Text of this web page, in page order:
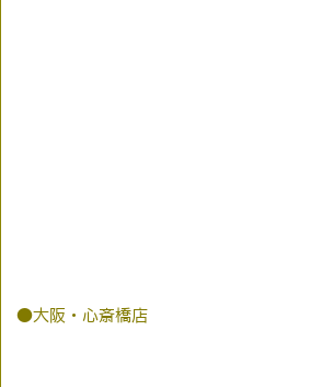
●大阪・心斎橋店